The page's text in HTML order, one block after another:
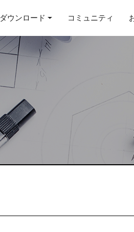
ダウンロード コミュニティ